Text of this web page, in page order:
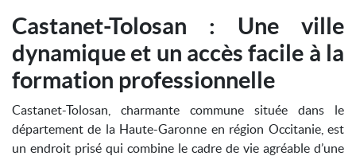
Castanet-Tolosan : Une ville
dynamique et un accès facile à la
formation professionnelle
Castanet-Tolosan, charmante commune située dans le
département de la Haute-Garonne en région Occitanie, est
un endroit prisé qui combine le cadre de vie agréable d’une